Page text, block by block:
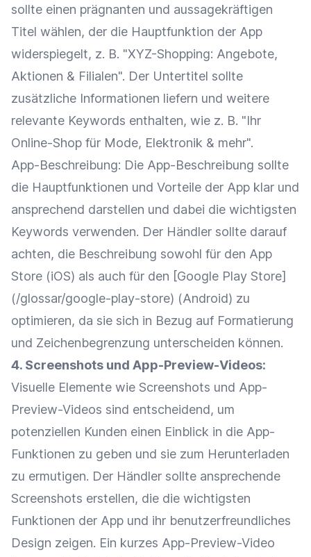
sollte einen prägnanten und aussagekräftigen
Titel wählen, der die Hauptfunktion der App
widerspiegelt, z. B. "XYZ-Shopping: Angebote,
Aktionen & Filialen". Der Untertitel sollte
zusätzliche Informationen liefern und weitere
relevante Keywords enthalten, wie z. B. "Ihr
Online-Shop für Mode, Elektronik & mehr".
App-Beschreibung: Die App-Beschreibung sollte
die Hauptfunktionen und Vorteile der App klar und
ansprechend darstellen und dabei die wichtigsten
Keywords verwenden. Der Händler sollte darauf
achten, die Beschreibung sowohl für den App
Store (iOS) als auch für den [Google Play Store]
(/glossar/google-play-store) (Android) zu
optimieren, da sie sich in Bezug auf Formatierung
und Zeichenbegrenzung unterscheiden können.
4. Screenshots und App-Preview-Videos:
Visuelle Elemente wie Screenshots und App-
Preview-Videos sind entscheidend, um
potenziellen Kunden einen Einblick in die App-
Funktionen zu geben und sie zum Herunterladen
zu ermutigen. Der Händler sollte ansprechende
Screenshots erstellen, die die wichtigsten
Funktionen der App und ihr benutzerfreundliches
Design zeigen. Ein kurzes App-Preview-Video